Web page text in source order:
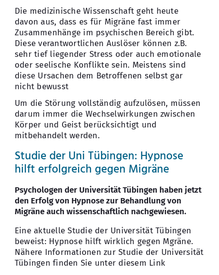
Die medizinische Wissenschaft geht heute
davon aus, dass es für Migräne fast immer
Zusammenhänge im psychischen Bereich gibt.
Diese verantwortlichen Auslöser können z.B.
sehr tief liegender Stress oder auch emotionale
oder seelische Konflikte sein. Meistens sind
diese Ursachen dem Betroffenen selbst gar
nicht bewusst
Um die Störung vollständig aufzulösen, müssen
darum immer die Wechselwirkungen zwischen
Körper und Geist berücksichtigt und
mitbehandelt werden.
Studie der Uni Tübingen: Hypnose
hilft erfolgreich gegen Migräne
Psychologen der Universität Tübingen haben jetzt
den Erfolg von Hypnose zur Behandlung von
Migräne auch wissenschaftlich nachgewiesen.
Eine aktuelle Studie der Universität Tübingen
beweist: Hypnose hilft wirklich gegen Mgräne.
Nähere Informationen zur Studie der Universität
Tübingen finden Sie unter diesem Link